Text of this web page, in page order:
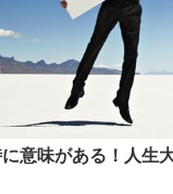
意味がある！人生